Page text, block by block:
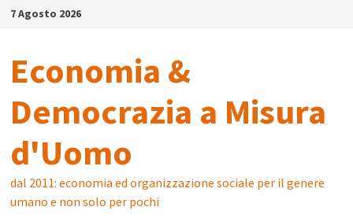
Skip7 Agosto 2026
Economia &
Democrazia a Misura
d'Uomo
dal 2011: economia ed organizzazione sociale per il genere
umano e non solo per pochi